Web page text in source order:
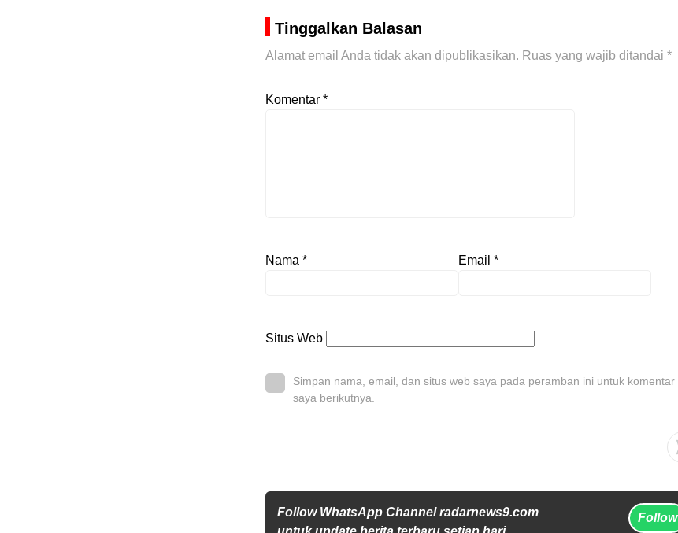
Tinggalkan Balasan
Alamat email Anda tidak akan dipublikasikan. Ruas yang wajib ditandai *
Komentar *
Nama * Email *
Situs Web
Simpan nama, email, dan situs web saya pada peramban ini untuk komentar
saya berikutnya.
Follow WhatsApp Channel radarnews9.com
Follow